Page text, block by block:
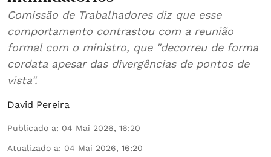
Comissão de Trabalhadores diz que esse
comportamento contrastou com a reunião
formal com o ministro, que "decorreu de forma
cordata apesar das divergências de pontos de
vista".
David Pereira
Publicado a: 04 Mai 2026, 16:20
Atualizado a: 04 Mai 2026, 16:20